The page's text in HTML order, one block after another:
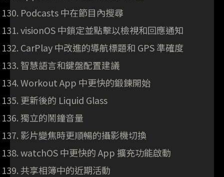
Podcasts 中在節目內搜尋
visionOS 中鎖定並點擊以檢視和回應通知
CarPlay 中改進的導航標題和 GPS 準確度
智慧語言和鍵盤配置建議
Workout App 中更快的鍛鍊開始
更新後的 Liquid Glass
獨立的鬧鐘音量
影片變焦時更順暢的攝影機切換
watchOS 中更快的 App 擴充功能啟動
共享相簿中的近期活動